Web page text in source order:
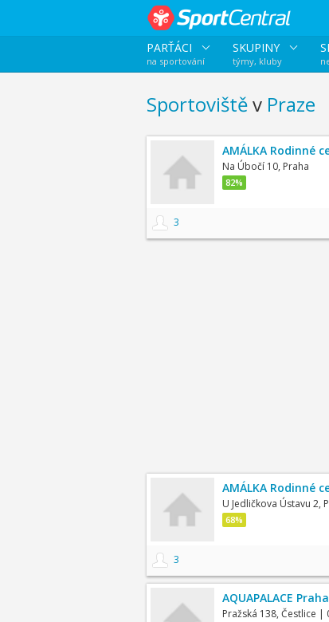
PARŤÁCI
na sportování
SKUPINY
týmy, kluby
SportovištěvPraze
AMÁLKA Rodinné
Na Úbočí 10, Praha
82%
3
AMÁLKA Rodinné
U Jedličkova Ústavu 2,
68%
3
AQUAPALACE Praha
Pražská 138, Čestlice |